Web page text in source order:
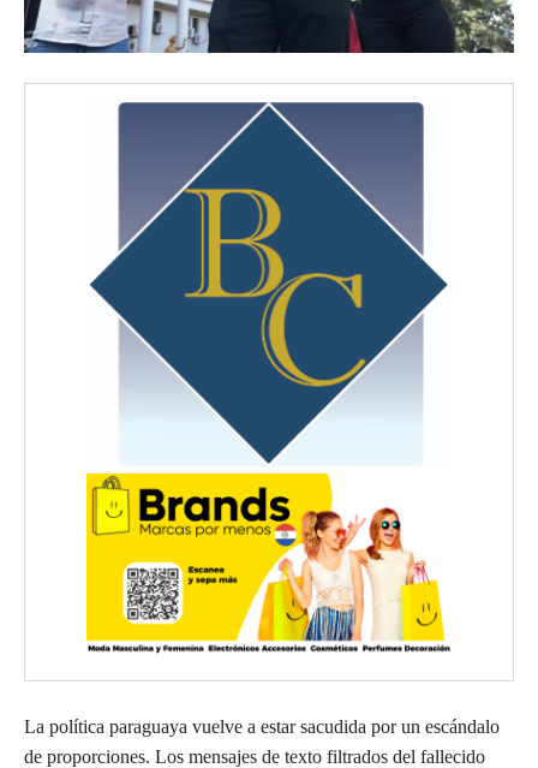
La política paraguaya vuelve a estar sacudida por un escándalo
de proporciones. Los mensajes de texto filtrados del fallecido